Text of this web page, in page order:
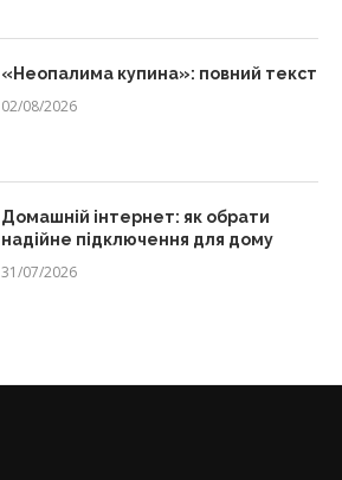
«Неопалима купина»: повний текст
02/08/2026
Домашній інтернет: як обрати
надійне підключення для дому
31/07/2026